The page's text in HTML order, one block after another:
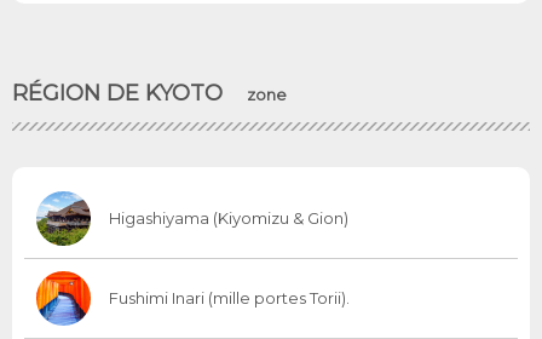
RÉGION DE KYOTO zone
Higashiyama (Kiyomizu & Gion)
Fushimi Inari (mille portes Torii).